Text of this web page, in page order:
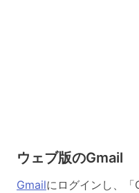
ウェブ版のGmail
Gmailにログインし、